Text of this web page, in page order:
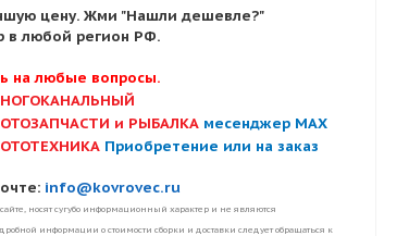
цену. Жми "Нашли дешевле?"
в любой регион РФ.
на любые вопросы.
и РЫБАЛКА месенджер MAX
Приобретение или на заказ
info@kovrovec.ru
носят сугубо информационный характер и не являются
информации о стоимости сборки и доставки следует обращаться к